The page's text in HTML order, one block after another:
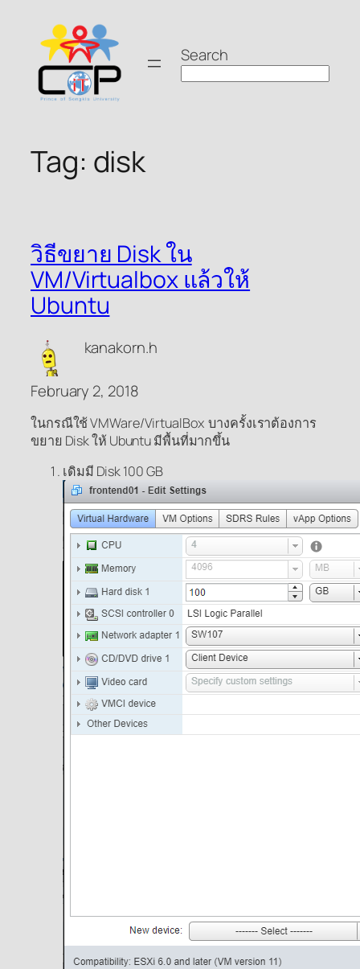
content
Search
Tag: disk
วิธีขยาย Disk ใน
VM/Virtualbox แล้วให้
Ubuntu
kanakorn.h
February 2, 2018
ในกรณีใช้ VMWare/VirtualBox บางครั้งเราต้องการ
ขยาย Disk ให้ Ubuntu มีพื้นที่มากขึ้น
เดิมมี Disk 100 GB